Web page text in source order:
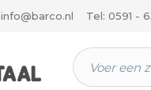
info@barco.nl Tel: 0591 -